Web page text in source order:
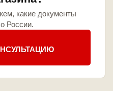
какие документы
России.